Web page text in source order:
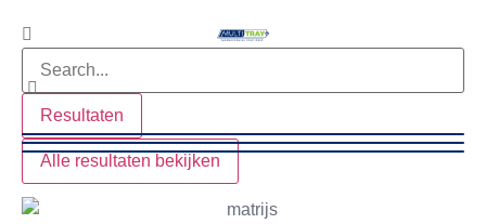
Resultaten
Alle resultaten bekijken